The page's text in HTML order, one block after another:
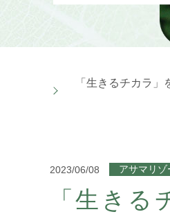
「生きるチカラ
2023/06/08 アサマリゾ
「生き